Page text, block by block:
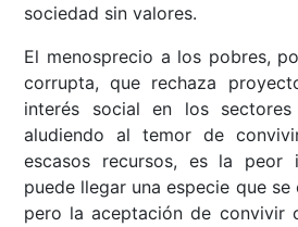
sociedad sin valores.
El menosprecio a los pobres,
corrupta, que rechaza
interés social en los
aludiendo al temor de
escasos recursos, es la peor
puede llegar una especie que
pero la aceptación de convivir